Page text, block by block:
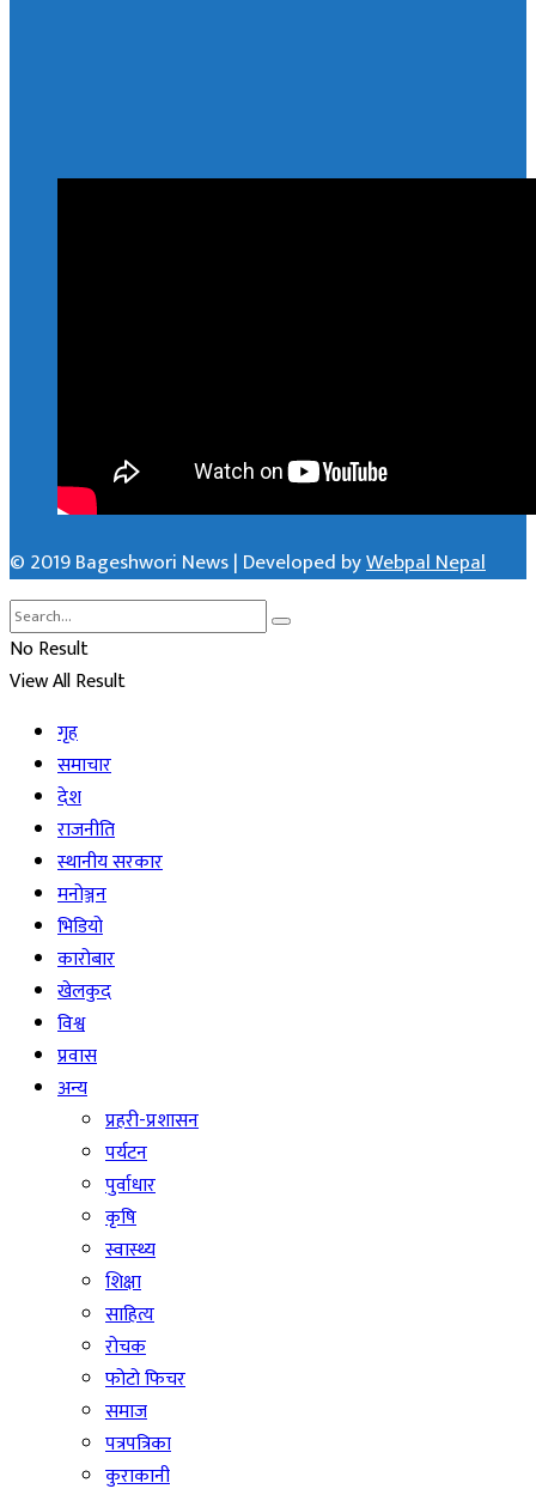
© 2019 Bageshwori News | Developed byWebpal Nepal
No Result
View All Result
गृह
समाचार
देश
राजनीति
स्थानीय सरकार
मनोञ्जन
भिडियो
कारोबार
खेलकुद
विश्व
प्रवास
अन्य
प्रहरी-प्रशासन
पर्यटन
पुर्वाधार
कृषि
स्वास्थ्य
शिक्षा
साहित्य
रोचक
फोटो फिचर
समाज
पत्रपत्रिका
कुराकानी